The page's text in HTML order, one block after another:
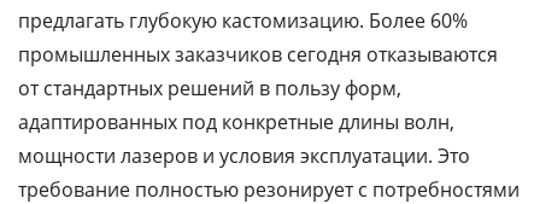
предлагать глубокую кастомизацию. Более 60%
промышленных заказчиков сегодня отказываются
от стандартных решений в пользу форм,
адаптированных под конкретные длины волн,
мощности лазеров и условия эксплуатации. Это
требование полностью резонирует с потребностями